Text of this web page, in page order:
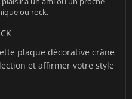
ou rock.
plaque décorative crâne
et affirmer votre style